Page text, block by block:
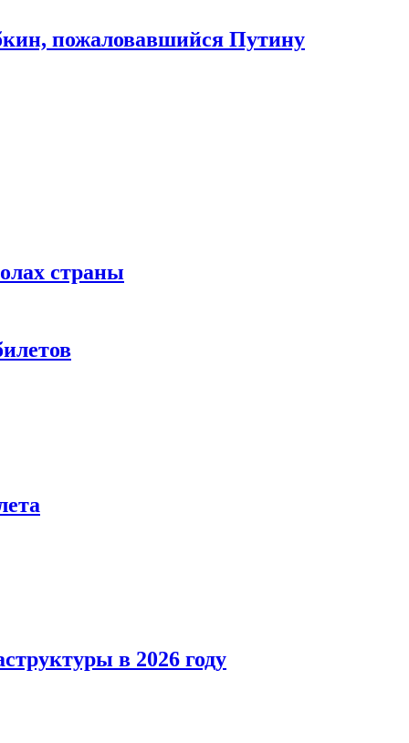
пожаловавшийся Путину
страны
в 2026 году